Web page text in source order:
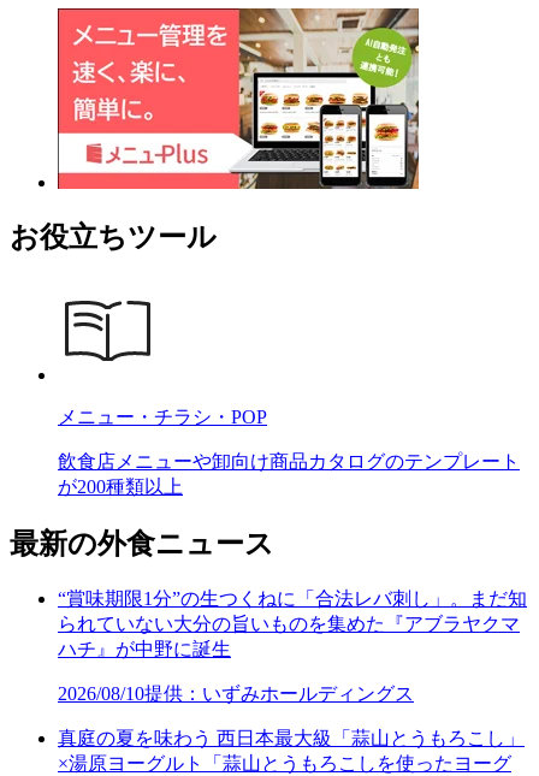
お役立ちツール
メニュー・チラシ・POP
飲食店メニューや卸向け商品カタログのテンプレート
が200種類以上
最新の外食ニュース
“賞味期限1分”の生つくねに「合法レバ刺し」。まだ知
られていない大分の旨いものを集めた『アブラヤクマ
ハチ』が中野に誕生
2026/08/10提供：いずみホールディングス
真庭の夏を味わう 西日本最大級「蒜山とうもろこし」
×湯原ヨーグルト「蒜山とうもろこしを使ったヨーグ